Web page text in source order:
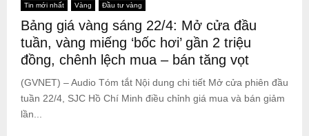
Tin mới nhất Vàng Đầu tư vàng
Bảng giá vàng sáng 22/4: Mở cửa đầu
tuần, vàng miếng ‘bốc hơi’ gần 2 triệu
đồng, chênh lệch mua – bán tăng vọt
(GVNET) – Audio Tóm tắt Nội dung chi tiết Mở cửa phiên đầu
tuần 22/4, SJC Hồ Chí Minh điều chỉnh giá mua và bán giảm
lần...